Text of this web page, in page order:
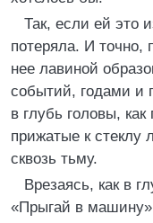
Так, если ей это
потеряла. И точно,
нее лавиной
событий, годами и
в глубь головы,
прижатые к стеклу
сквозь тьму.
Врезаясь, как в
«Прыгай в